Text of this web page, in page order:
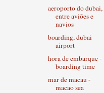
aeroporto do dubai,
entre aviões e
navios
boarding, dubai
airport
hora de embarque -
boarding time
mar de macau -
macao sea